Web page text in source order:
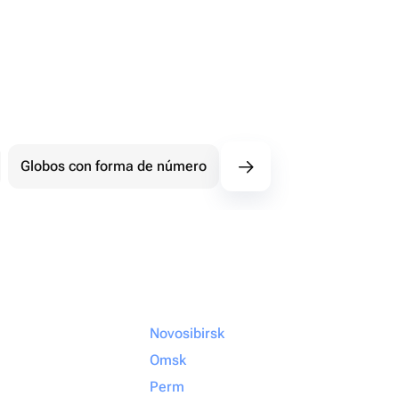
Globos con forma de número
Novosibirsk
Omsk
Perm